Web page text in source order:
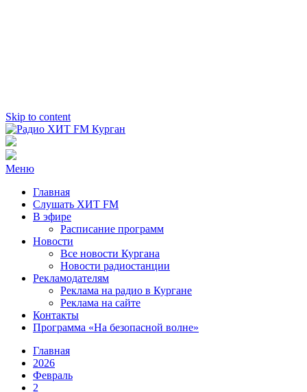
Skip to content
Радио ХИТ FM Курган
103.2 FM
Меню
Главная
Слушать ХИТ FM
В эфире
Расписание программ
Новости
Все новости Кургана
Новости радиостанции
Рекламодателям
Реклама на радио в Кургане
Реклама на сайте
Контакты
Программа «На безопасной волне»
Главная
2026
Февраль
2